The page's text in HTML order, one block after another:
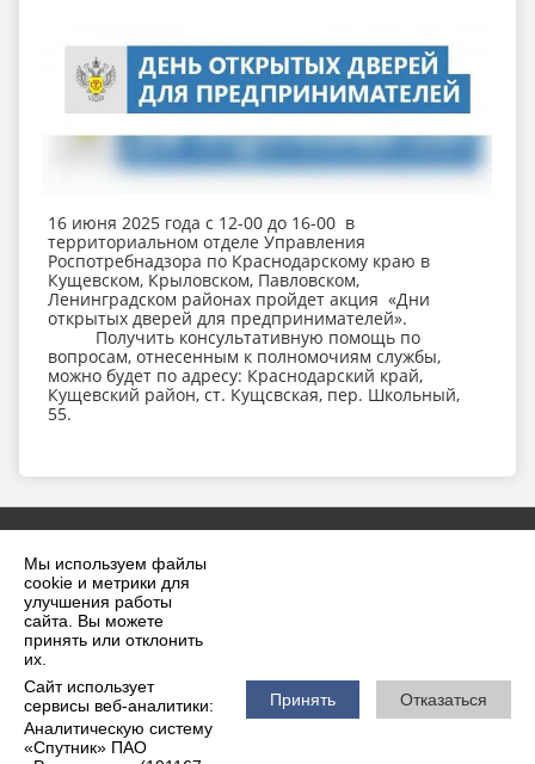
Мы используем файлы
cookie и метрики для
улучшения работы
сайта. Вы можете
принять или отклонить
их.
Сайт использует
сервисы веб-аналитики:
Аналитическую систему
«Спутник» ПАО
Принять Отказаться
16 июня 2025 года с 12-00 до 16-00 в
территориальном отделе Управления
Роспотребнадзора по Краснодарскому краю в
Кущевском, Крыловском, Павловском,
Ленинградском районах пройдет акция «Дни
открытых дверей для предпринимателей».
Получить консультативную помощь по
вопросам, отнесенным к полномочиям службы,
можно будет по адресу: Краснодарский край,
Кущевский район, ст. Кущсвская, пер. Школьный,
55.
2026 г. krilovskaya.ru
Вход
Карта сайта
Политика обработки персональных данных
Сделано на KubCMS